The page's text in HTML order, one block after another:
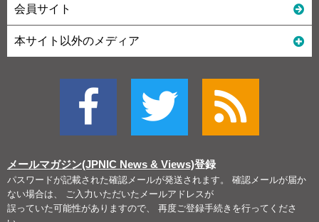
会員サイト
本サイト以外のメディア
メールマガジン(JPNIC News & Views)登録
パスワードが記載された確認メールが発送されます。 確認メールが届か
ない場合は、 ご入力いただいたメールアドレスが
誤っていた可能性がありますので、 再度ご登録手続きを行ってくださ